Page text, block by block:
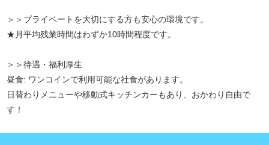
＞＞プライベートを大切にする方も安心の環境です。
★月平均残業時間はわずか10時間程度です。
＞＞待遇・福利厚生
昼食: ワンコインで利用可能な社食があります。
日替わりメニューや移動式キッチンカーもあり、おかわり自由で
す！